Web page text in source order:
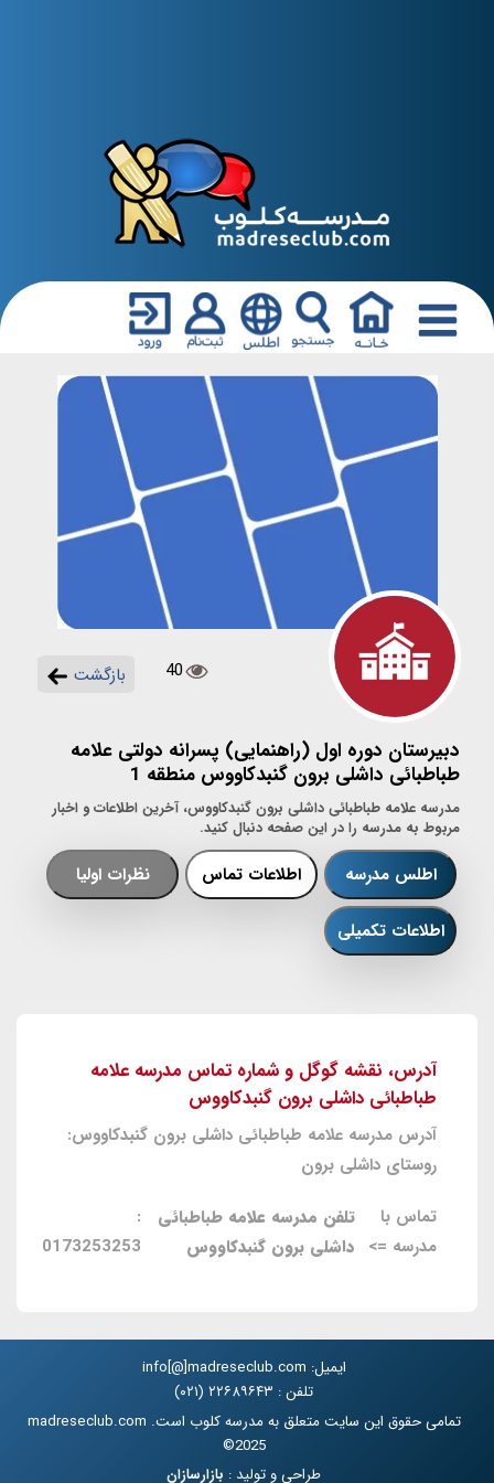
بازگشت 40
دبیرستان دوره اول (راهنمایی) پسرانه دولتی علامه
طباطبائی داشلی برون گنبدکاووس منطقه 1
مدرسه علامه طباطبائی داشلی برون گنبدکاووس، آخرین اطلاعات و اخبار
مربوط به مدرسه را در این صفحه دنبال کنید.
اطلس مدرسه اطلاعات تماس نظرات اولیا
اطلاعات تکمیلی
آدرس، نقشه گوگل و شماره تماس مدرسه علامه
طباطبائی داشلی برون گنبدکاووس
آدرس مدرسه علامه طباطبائی داشلی برون گنبدکاووس:
روستای داشلی برون
تماس با
مدرسه =>
تلفن مدرسه علامه طباطبائی
داشلی برون گنبدکاووس
:
0173253253
ایمیل: info[@]madreseclub.com
تلفن : ۲۲۶۸۹۶۴۳ (۰۲۱)
تمامی حقوق این سایت متعلق به مدرسه کلوب است. madreseclub.com
2025©
طراحی و تولید : بازارسازان